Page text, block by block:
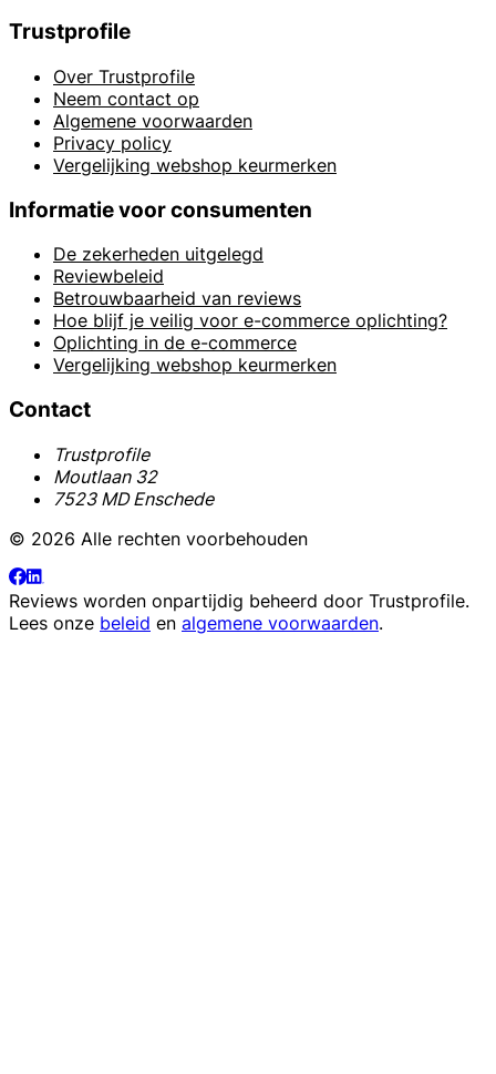
Trustprofile
Over Trustprofile
Neem contact op
Algemene voorwaarden
Privacy policy
Vergelijking webshop keurmerken
Informatie voor consumenten
De zekerheden uitgelegd
Reviewbeleid
Betrouwbaarheid van reviews
Hoe blijf je veilig voor e-commerce oplichting?
Oplichting in de e-commerce
Vergelijking webshop keurmerken
Contact
Trustprofile
Moutlaan 32
7523 MD Enschede
© 2026 Alle rechten voorbehouden
Reviews worden onpartijdig beheerd door Trustprofile.
Lees onze beleid en algemene voorwaarden.